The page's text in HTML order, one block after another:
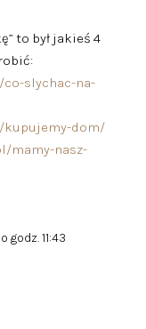
to był jakieś 4
slychac-na-
kupujemy-dom/
mamy-nasz-
godz. 11:43